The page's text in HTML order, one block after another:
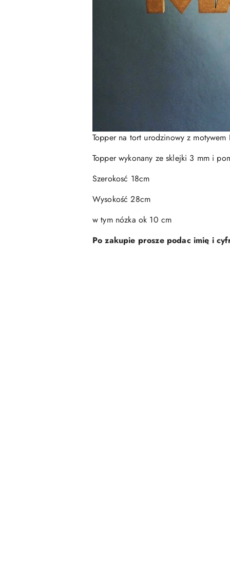
Topper na tort urodzinowy z motywem
Topper wykonany ze sklejki 3 mm i
Szerokosć 18cm
Wysokość 28cm
w tym nózka ok 10 cm
Po zakupie prosze podac imię i